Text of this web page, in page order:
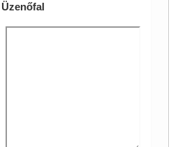
Üzenőfal